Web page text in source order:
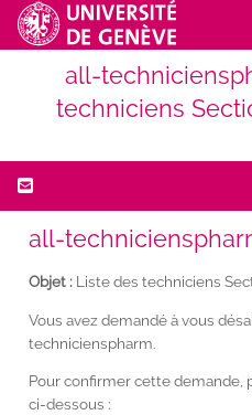
all-
techniciens
all-
Objet : Liste des techniciens
Vous avez demandé à vous
technicienspharm.
Pour confirmer cette demande,
ci-dessous :